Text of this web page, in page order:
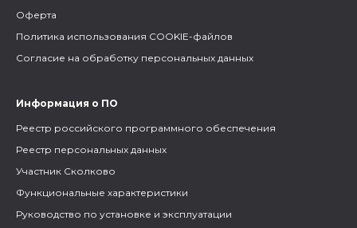
Оферта
Политика использования COOKIE-файлов
Согласие на обработку персональных данных
Информация о ПО
Реестр российского программного обеспечения
Реестр персональных данных
Участник Сколково
Функциональные характеристики
Руководство по установке и эксплуатации